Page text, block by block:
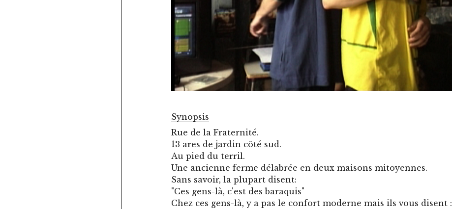
Synopsis
Rue de la Fraternité.
13 ares de jardin côté sud.
Au pied du terril.
Une ancienne ferme délabrée en deux maisons mitoyennes.
Sans savoir, la plupart disent:
"Ces gens-là, c'est des baraquis"
Chez ces gens-là, y a pas le confort moderne mais ils vous disent :